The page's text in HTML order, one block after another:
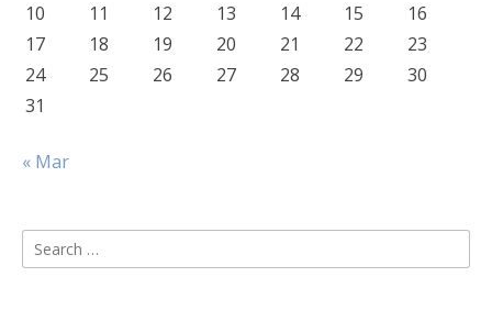
10
11 12 13 14 15
16
17
18 19 20 21 22
23
24
25 26 27 28 29
30
31
« Mar
Search
for: